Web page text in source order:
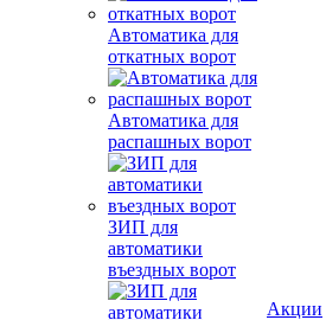
Автоматика для
откатных ворот
Автоматика для
распашных ворот
ЗИП для
автоматики
въездных ворот
Акции